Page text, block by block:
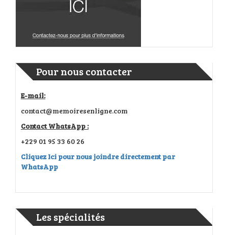
Pour nous contacter
E-mail:
contact@memoiresenligne.com
Contact WhatsApp :
+229 01 95 33 60 26
Cliquez Ici pour nous joindre directement par
WhatsApp
Les spécialités